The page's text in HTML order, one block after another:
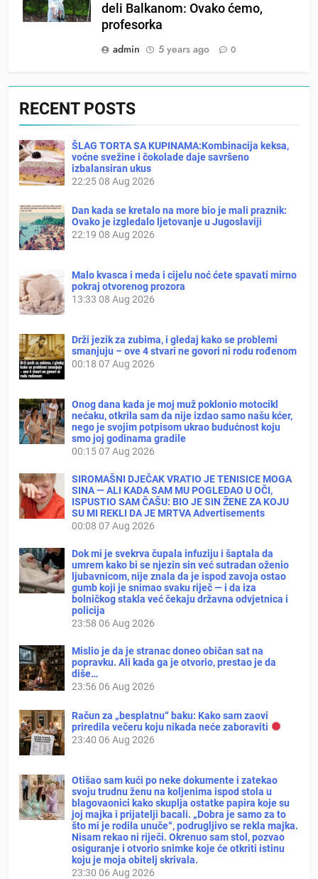
deli Balkanom: Ovako ćemo,
profesorka
admin
5 years ago 0
RECENT POSTS
ŠLAG TORTA SA KUPINAMA:Kombinacija keksa,
voćne svežine i čokolade daje savršeno
izbalansiran ukus
22:2508 Aug 2026
Dan kada se kretalo na more bio je mali praznik:
Ovako je izgledalo ljetovanje u Jugoslaviji
22:19 08 Aug 2026
Malo kvasca i meda i cijelu noć ćete spavati mirno
pokraj otvorenog prozora
13:33 08 Aug 2026
Drži jezik za zubima, i gledaj kako se problemi
smanjuju – ove 4 stvari ne govori ni rodu rođenom
00:18 07 Aug 2026
Onog dana kada je moj muž poklonio motocikl
nećaku, otkrila sam da nije izdao samo našu kćer,
nego je svojim potpisom ukrao budućnost koju
smo joj godinama gradile
00:1507 Aug 2026
SIROMAŠNI DJEČAK VRATIO JE TENISICE MOGA
SINA — ALI KADA SAM MU POGLEDAO U OČI,
ISPUSTIO SAM ČAŠU: BIO JE SIN ŽENE ZA KOJU
SU MI REKLI DA JE MRTVA Advertisements
00:08 07 Aug 2026
Dok mi je svekrva čupala infuziju i šaptala da
umrem kako bi se njezin sin već sutradan oženio
ljubavnicom, nije znala da je ispod zavoja ostao
gumb koji je snimao svaku riječ — i da iza
bolničkog stakla već čekaju državna odvjetnica i
policija
23:58 06 Aug 2026
Mislio je da je stranac doneo običan sat na
popravku. Ali kada ga je otvorio, prestao je da
diše…
23:56 06 Aug 2026
Račun za „besplatnu“ baku: Kako sam zaovi
priredila večeru koju nikada neće zaboraviti
23:40 06 Aug 2026
Otišao sam kući po neke dokumente i zatekao
svoju trudnu ženu na koljenima ispod stola u
blagovaonici kako skuplja ostatke papira koje su
joj majka i prijatelji bacali. „Dobra je samo za to
što mi je rodila unuče“, podrugljivo se rekla majka.
Nisam rekao ni riječi. Okrenuo sam stol, pozvao
osiguranje i otvorio snimke koje će otkriti istinu
koju je moja obitelj skrivala.
23:30 06 Aug 2026